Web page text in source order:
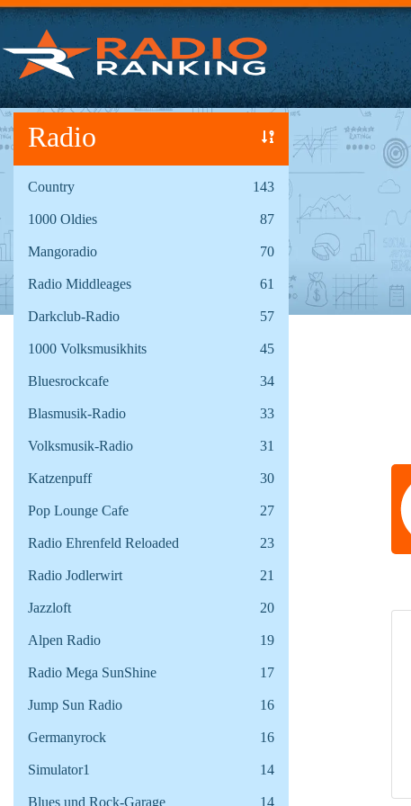
Radio
Country 143
1000 Oldies 87
Mangoradio 70
Radio Middleages 61
Darkclub-Radio 57
1000 Volksmusikhits 45
Bluesrockcafe 34
Blasmusik-Radio 33
Volksmusik-Radio 31
Katzenpuff 30
Pop Lounge Cafe 27
Radio Ehrenfeld Reloaded 23
Radio Jodlerwirt 21
Jazzloft 20
Alpen Radio 19
Radio Mega SunShine 17
Jump Sun Radio 16
Germanyrock 16
Simulator1 14
Blues und Rock-Garage 14